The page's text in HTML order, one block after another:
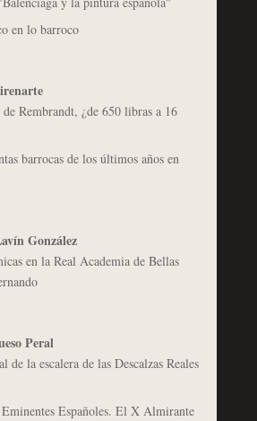
en lo barroco
Rembrandt, ¿de 650 libras a 16
barrocas de los últimos años en
González
en la Real Academia de Bellas
Peral
de la escalera de las Descalzas Reales
Españoles. El X Almirante